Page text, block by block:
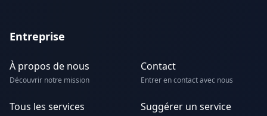
Entreprise
À propos de nous
Découvrir notre mission
Contact
Entrer en contact avec nous
Tous les services Suggérer un service